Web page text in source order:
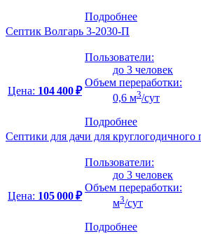
Подробнее
Септик Волгарь 3-2030-П
Цена: 104 400 ₽
Пользователи:
до 3 человек
Объем переработки:
0,6 м3/сут
Подробнее
Септики для дачи для
Цена: 105 000 ₽
Пользователи:
до 3 человек
Объем переработки:
м3/сут
Подробнее